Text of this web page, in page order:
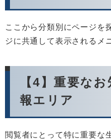
ここから分類別にページを
ジに共通して表示されるメ
【4】重要な
報エリア
閲覧者にとって特に重要な